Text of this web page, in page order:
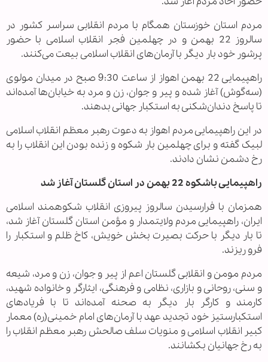
مردم استان خوزستان همگام با مردم انقلابی سراسر کشور در
سالروز 22 بهمن و در چهلمین فجر انقلاب اسلامی با حضور
پرشور خود بار دیگر با آرمان‌های انقلاب اسلامی بیعت می‌کنند.
راهپیمایی 22 بهمن اهواز از ساعت 9:30 صبح در میدان مولوی
(سه‌گوش) آغاز شده و پیر و جوان، زن و مرد به خیابان‌ها آمده‌اند
تا پاسخ دندان‌شکنی به استکبار جهانی بدهند.
‌در این راهپیمایی مردم اهواز به دعوت رهبر معظم انقلاب اسلامی
لبیک گفته و برای چهلمین بار شکوه و زنده بودن این انقلاب را به
رخ دشمن نشان دادند.
راهپیمایی باشکوه 22 بهمن در استان گلستان آغاز شد
همزمان با فرارسیدن سالروز پیروزی انقلاب شکوهمند اسلامی
ایران، راهپیمایی مردم ولایتمدار و مؤمن استان گلستان آغاز شد،
تا بار دیگر با حرکت بصیرت بخش خویش، کاخ ظلم و استکبار را
فرو ریزند.
مردم مومن و انقلابی گلستان اعم از پیر و جوان، زن و مرد، شیعه
و سنی، روحانی و بازاری، نظامی و فرهنگی، ایثارگر و خانواده شهید،
کارمند و کارگر بار دیگر به صحنه آمده‌اند تا با فریادهای
استکبارستیز خود تجدید عهد با آرمان‌های امام خمینی(ره) معمار
کبیر انقلاب اسلامی و منویات سلف صالحش رهبر معظم انقلاب را
به رخ جهانیان بکشانند.